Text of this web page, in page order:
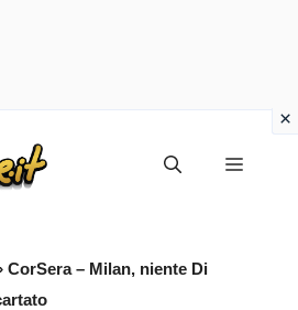
Menu
CorSera – Milan, niente Di